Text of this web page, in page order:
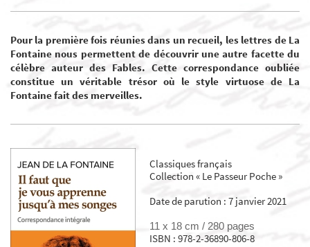
Pour la première fois réunies dans un recueil, les lettres de La
Fontaine nous permettent de découvrir une autre facette du
célèbre auteur des Fables. Cette correspondance oubliée
constitue un véritable trésor où le style virtuose de La
Fontaine fait des merveilles.
Classiques français
Collection « Le Passeur Poche »
Date de parution : 7 janvier 2021
11 x 18 cm / 280 pages
ISBN : 978-2-36890-806-8